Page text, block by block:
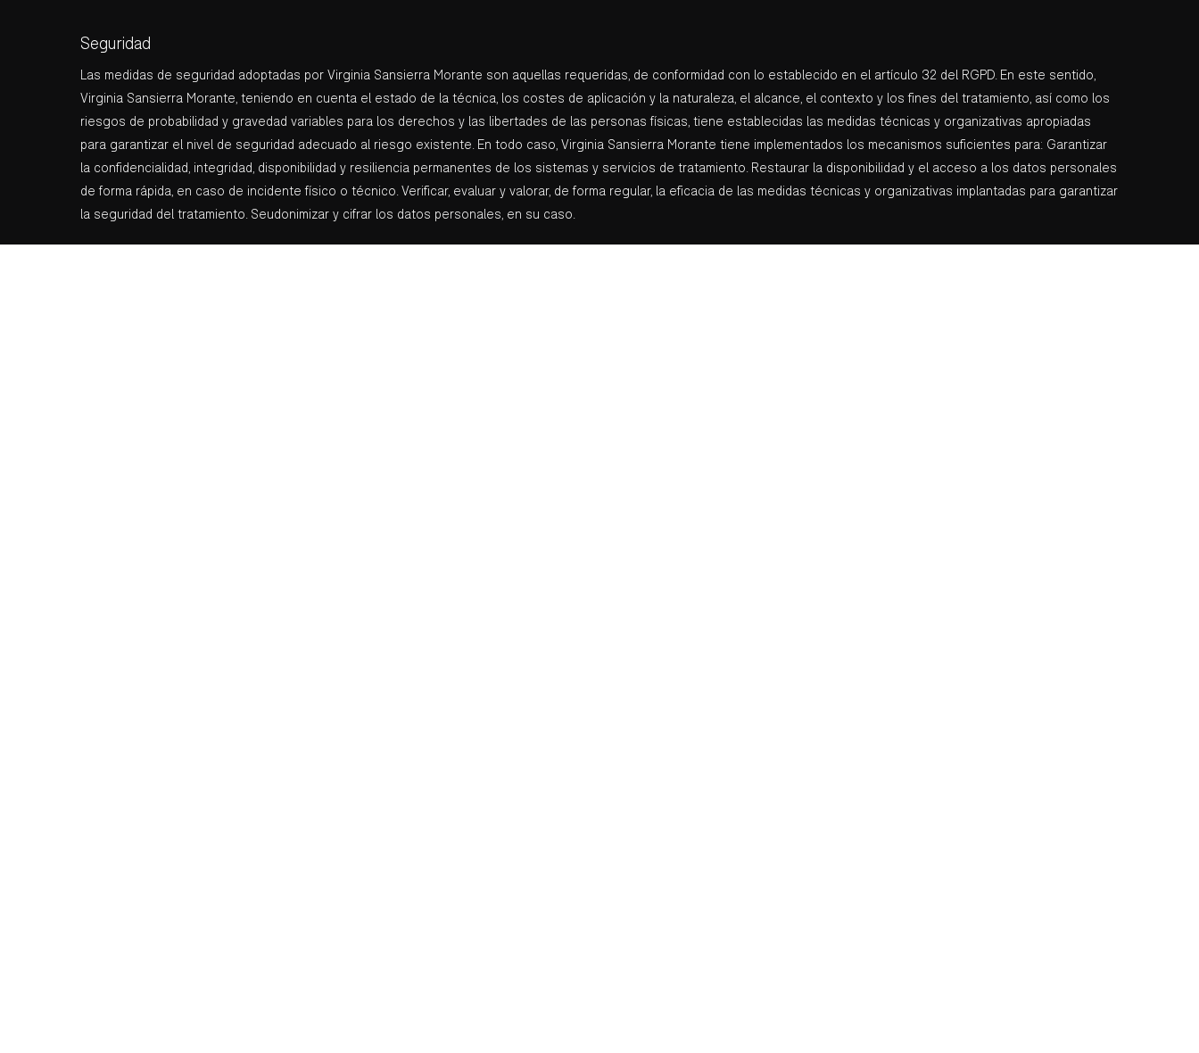
Seguridad
Las medidas de seguridad adoptadas por Virginia Sansierra Morante son aquellas requeridas, de conformidad con lo establecido en el artículo 32 del RGPD. En este sentido,
Virginia Sansierra Morante, teniendo en cuenta el estado de la técnica, los costes de aplicación y la naturaleza, el alcance, el contexto y los fines del tratamiento, así como los
riesgos de probabilidad y gravedad variables para los derechos y las libertades de las personas físicas, tiene establecidas las medidas técnicas y organizativas apropiadas
para garantizar el nivel de seguridad adecuado al riesgo existente. En todo caso, Virginia Sansierra Morante tiene implementados los mecanismos suficientes para: Garantizar
la confidencialidad, integridad, disponibilidad y resiliencia permanentes de los sistemas y servicios de tratamiento. Restaurar la disponibilidad y el acceso a los datos personales
de forma rápida, en caso de incidente físico o técnico. Verificar, evaluar y valorar, de forma regular, la eficacia de las medidas técnicas y organizativas implantadas para garantizar
la seguridad del tratamiento. Seudonimizar y cifrar los datos personales, en su caso.